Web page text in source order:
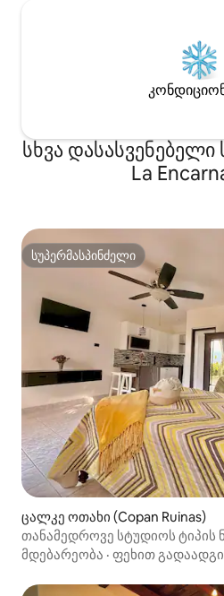
სხვა
La
სუპერმასპინძელი
სუპერმასპინძელი
ცალკე ოთახი (Copan Ruinas)
თანამედროვე სტუდიოს ტიპის
მდებარეობა · ფეხით